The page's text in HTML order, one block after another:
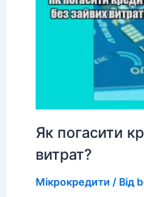
Як погасити
витрат?
Мікрокредити / Від